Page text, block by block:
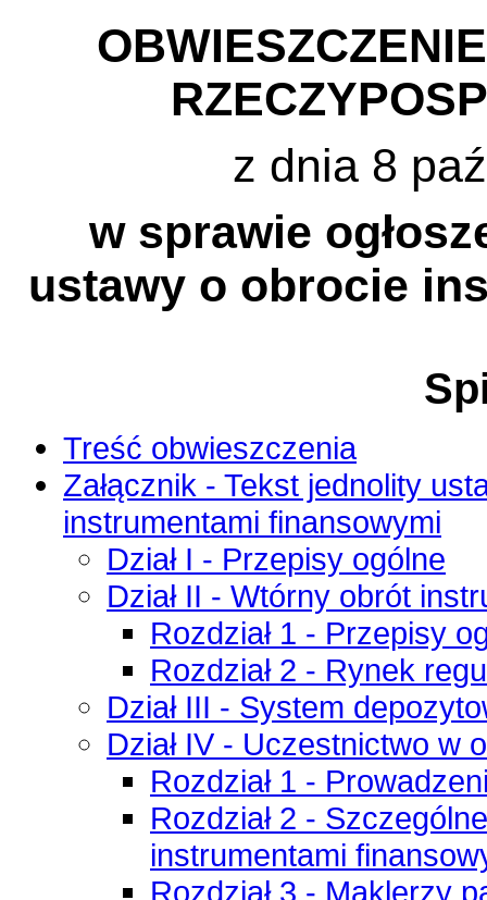
z dnia 8
w sprawie
ustawy o obrocie
Treść obwieszczenia
Załącznik - Tekst jednolity
instrumentami finansowymi
Dział I - Przepisy ogólne
Dział II - Wtórny obrót
Rozdział 1 - Przepisy
Rozdział 2 - Rynek
Dział III - System
Dział IV - Uczestnictwo w
Rozdział 1 -
Rozdział 2 -
instrumentami
Rozdział 3 - Maklerzy